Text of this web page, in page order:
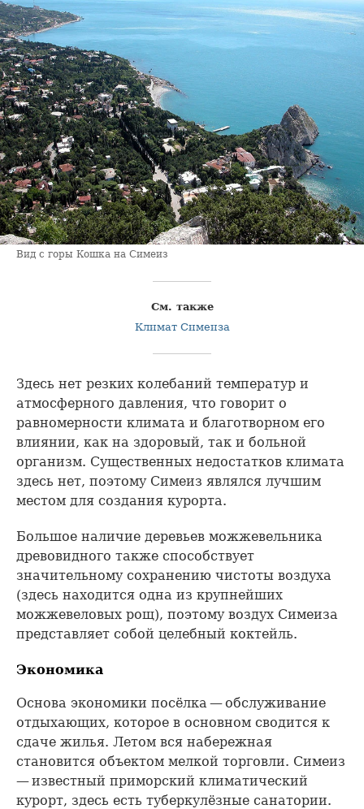
Вид с горы Кошка на Симеиз
См. также
Климат Симеиза
Здесь нет резких колебаний температур и
атмосферного давления, что говорит о
равномерности климата и благотворном его
влиянии, как на здоровый, так и больной
организм. Существенных недостатков климата
здесь нет, поэтому Симеиз являлся лучшим
местом для создания курорта.
Большое наличие деревьев можжевельника
древовидного также способствует
значительному сохранению чистоты воздуха
(здесь находится одна из крупнейших
можжевеловых рощ), поэтому воздух Симеиза
представляет собой целебный коктейль.
Экономика
Основа экономики посёлка — обслуживание
отдыхающих, которое в основном сводится к
сдаче жилья. Летом вся набережная
становится объектом мелкой торговли. Симеиз
— известный приморский климатический
курорт, здесь есть туберкулёзные санатории.